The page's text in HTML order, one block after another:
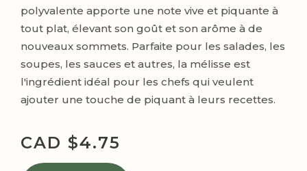
polyvalente apporte une note vive et piquante à
tout plat, élevant son goût et son arôme à de
nouveaux sommets. Parfaite pour les salades, les
soupes, les sauces et autres, la mélisse est
l'ingrédient idéal pour les chefs qui veulent
ajouter une touche de piquant à leurs recettes.
CAD $4.75